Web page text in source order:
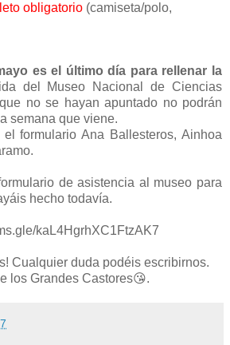
obligatorio(camiseta/polo,
es el último día para rellenar la
del Museo Nacional de Ciencias
no se hayan apuntado no podrán
semana que viene.
formulario Ana Ballesteros, Ainhoa
de asistencia al museo para
hecho todavía.
kaL4HgrhXC1FtzAK7
Cualquier duda podéis escribirnos.
los Grandes Castores😘.